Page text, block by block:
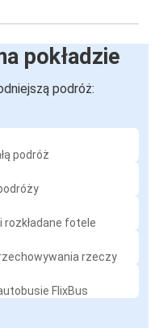
pokładzie
podróż:
podróż
fotele
rzeczy
FlixBus